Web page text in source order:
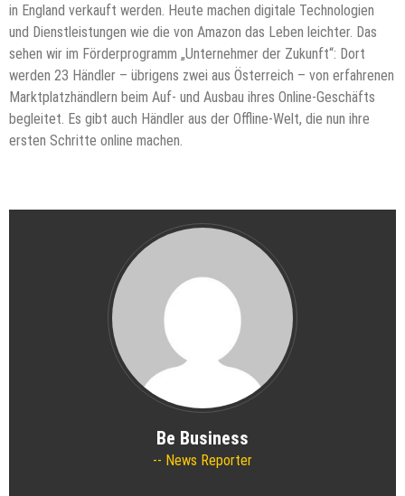
in England verkauft werden. Heute machen digitale Technologien
und Dienstleistungen wie die von Amazon das Leben leichter. Das
sehen wir im Förderprogramm „Unternehmer der Zukunft“: Dort
werden 23 Händler – übrigens zwei aus Österreich – von erfahrenen
Marktplatzhändlern beim Auf- und Ausbau ihres Online-Geschäfts
begleitet. Es gibt auch Händler aus der Offline-Welt, die nun ihre
ersten Schritte online machen.
Be Business
News Reporter